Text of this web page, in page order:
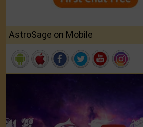
AstroSage on Mobile